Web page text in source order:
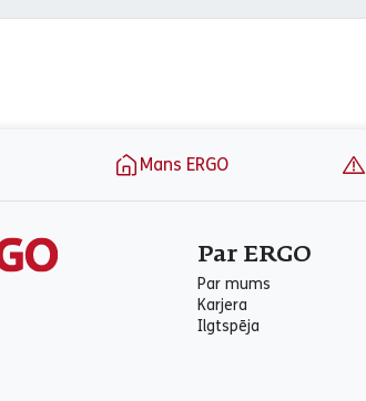
Mans ERGO
Par ERGO
Par mums
Karjera
Ilgtspēja